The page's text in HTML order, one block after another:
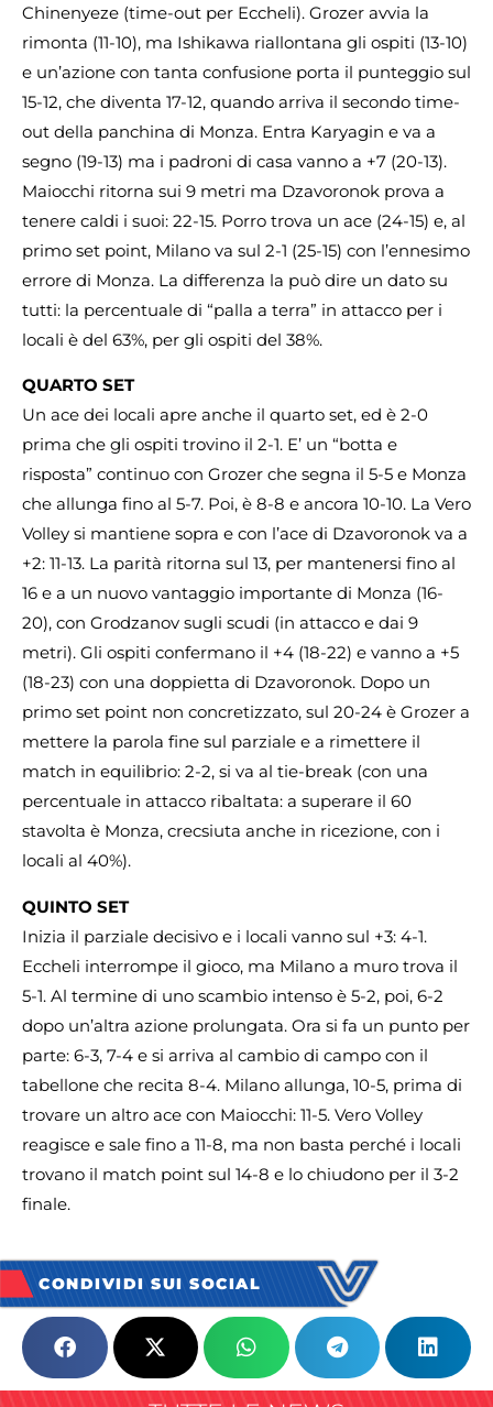
Chinenyeze (time-out per Eccheli). Grozer avvia la
rimonta (11-10), ma Ishikawa riallontana gli ospiti (13-10)
e un’azione con tanta confusione porta il punteggio sul
15-12, che diventa 17-12, quando arriva il secondo time-
out della panchina di Monza. Entra Karyagin e va a
segno (19-13) ma i padroni di casa vanno a +7 (20-13).
Maiocchi ritorna sui 9 metri ma Dzavoronok prova a
tenere caldi i suoi: 22-15. Porro trova un ace (24-15) e, al
primo set point, Milano va sul 2-1 (25-15) con l’ennesimo
errore di Monza. La differenza la può dire un dato su
tutti: la percentuale di “palla a terra” in attacco per i
locali è del 63%, per gli ospiti del 38%.
QUARTO SET
Un ace dei locali apre anche il quarto set, ed è 2-0
prima che gli ospiti trovino il 2-1. E’ un “botta e
risposta” continuo con Grozer che segna il 5-5 e Monza
che allunga fino al 5-7. Poi, è 8-8 e ancora 10-10. La Vero
Volley si mantiene sopra e con l’ace di Dzavoronok va a
+2: 11-13. La parità ritorna sul 13, per mantenersi fino al
16 e a un nuovo vantaggio importante di Monza (16-
20), con Grodzanov sugli scudi (in attacco e dai 9
metri). Gli ospiti confermano il +4 (18-22) e vanno a +5
(18-23) con una doppietta di Dzavoronok. Dopo un
primo set point non concretizzato, sul 20-24 è Grozer a
mettere la parola fine sul parziale e a rimettere il
match in equilibrio: 2-2, si va al tie-break (con una
percentuale in attacco ribaltata: a superare il 60
stavolta è Monza, crecsiuta anche in ricezione, con i
locali al 40%).
QUINTO SET
Inizia il parziale decisivo e i locali vanno sul +3: 4-1.
Eccheli interrompe il gioco, ma Milano a muro trova il
5-1. Al termine di uno scambio intenso è 5-2, poi, 6-2
dopo un’altra azione prolungata. Ora si fa un punto per
parte: 6-3, 7-4 e si arriva al cambio di campo con il
tabellone che recita 8-4. Milano allunga, 10-5, prima di
trovare un altro ace con Maiocchi: 11-5. Vero Volley
reagisce e sale fino a 11-8, ma non basta perché i locali
trovano il match point sul 14-8 e lo chiudono per il 3-2
finale.
CONDIVIDI SUI SOCIAL